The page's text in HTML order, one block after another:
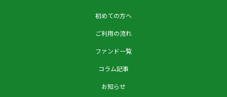
初めての方へ
ご利用の流れ
ファンド一覧
コラム記事
お知らせ